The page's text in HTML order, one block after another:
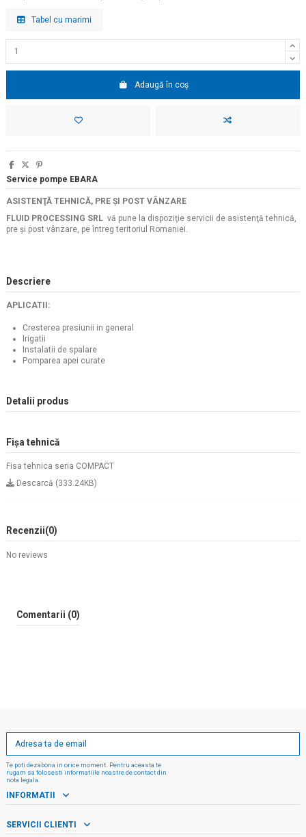
Tabel cu marimi
Adaugă în coș
Service pompe EBARA
ASISTENŢĂ TEHNICĂ, PRE ŞI POST VÂNZARE
FLUID PROCESSING SRL vă pune la dispoziţie servicii de asistenţă tehnică,
pre şi post vânzare, pe întreg teritoriul Romaniei.
Descriere
APLICATII:
Cresterea presiunii in general
Irigatii
Instalatii de spalare
Pomparea apei curate
Detalii produs
Fișa tehnică
Fisa tehnica seria COMPACT
Descarcă (333.24KB)
Recenzii(0)
No reviews
Comentarii (0)
Te poti dezabona in orice moment. Pentru aceasta te
rugam sa folosesti informatiile noastre de contact din
nota legala.
INFORMATII
SERVICII CLIENTI